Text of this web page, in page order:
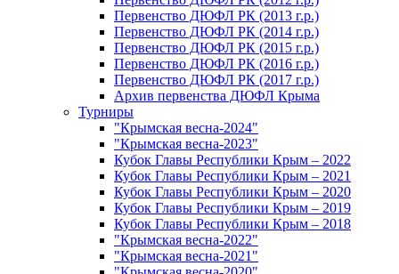
Первенство ДЮФЛ РК (2013 г.р.)
Первенство ДЮФЛ РК (2014 г.р.)
Первенство ДЮФЛ РК (2015 г.р.)
Первенство ДЮФЛ РК (2016 г.р.)
Первенство ДЮФЛ РК (2017 г.р.)
Архив первенства ДЮФЛ Крыма
Турниры
"Крымская весна-2024"
"Крымская весна-2023"
Кубок Главы Республики Крым – 2022
Кубок Главы Республики Крым – 2021
Кубок Главы Республики Крым – 2020
Кубок Главы Республики Крым – 2019
Кубок Главы Республики Крым – 2018
"Крымская весна-2022"
"Крымская весна-2021"